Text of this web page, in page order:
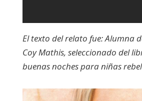
El texto del relato fue: Alumna
Coy Mathis, seleccionado del
buenas noches para niñas